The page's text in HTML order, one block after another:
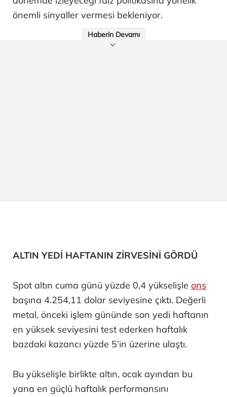
önemli sinyaller vermesi bekleniyor.
Haberin Devamı
ALTIN YEDİ HAFTANIN ZİRVESİNİ GÖRDÜ
Spot altın cuma günü yüzde 0,4 yükselişle ons
başına 4.254,11 dolar seviyesine çıktı. Değerli
metal, önceki işlem gününde son yedi haftanın
en yüksek seviyesini test ederken haftalık
bazdaki kazancı yüzde 5’in üzerine ulaştı.
Bu yükselişle birlikte altın, ocak ayından bu
yana en güçlü haftalık performansını